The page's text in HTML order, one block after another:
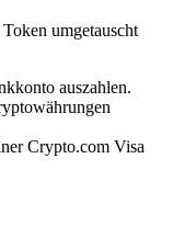
umgetauscht
auszahlen.
Crypto.com Visa